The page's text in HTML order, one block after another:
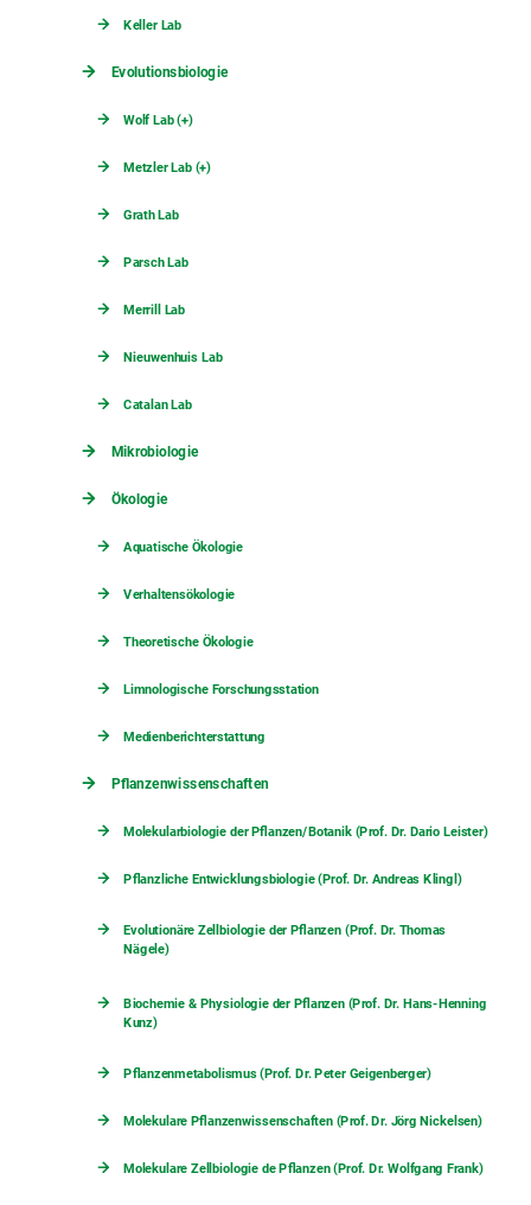
Keller Lab
Evolutionsbiologie
Wolf Lab (+)
Metzler Lab (+)
Grath Lab
Parsch Lab
Merrill Lab
Nieuwenhuis Lab
Catalan Lab
Mikrobiologie
Ökologie
Aquatische Ökologie
Verhaltensökologie
Theoretische Ökologie
Limnologische Forschungsstation
Medienberichterstattung
Pflanzenwissenschaften
Molekularbiologie der Pflanzen/Botanik (Prof. Dr. Dario Leister)
Pflanzliche Entwicklungsbiologie (Prof. Dr. Andreas Klingl)
Evolutionäre Zellbiologie der Pflanzen (Prof. Dr. Thomas
Nägele)
Biochemie & Physiologie der Pflanzen (Prof. Dr. Hans-Henning
Kunz)
Pflanzenmetabolismus (Prof. Dr. Peter Geigenberger)
Molekulare Pflanzenwissenschaften (Prof. Dr. Jörg Nickelsen)
Molekulare Zellbiologie de Pflanzen (Prof. Dr. Wolfgang Frank)